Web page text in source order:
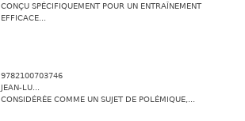
CONÇU SPÉCIFIQUEMENT POUR UN ENTRAÎNEMENT
EFFICACE...
9782100703746
JEAN-LU...
CONSIDÉRÉE COMME UN SUJET DE POLÉMIQUE,...